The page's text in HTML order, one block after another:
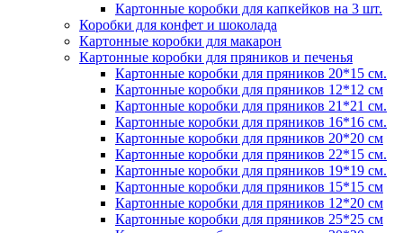
Картонные коробки для капкейков на 3 шт.
Коробки для конфет и шоколада
Картонные коробки для макарон
Картонные коробки для пряников и печенья
Картонные коробки для пряников 20*15 см.
Картонные коробки для пряников 12*12 см
Картонные коробки для пряников 21*21 см.
Картонные коробки для пряников 16*16 см.
Картонные коробки для пряников 20*20 см
Картонные коробки для пряников 22*15 см.
Картонные коробки для пряников 19*19 см.
Картонные коробки для пряников 15*15 см
Картонные коробки для пряников 12*20 см
Картонные коробки для пряников 25*25 см